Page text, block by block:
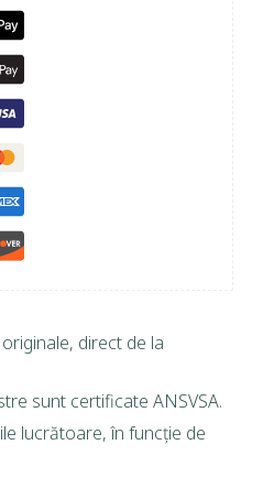
direct de la
sunt certificate ANSVSA.
lucrătoare, în funcție de